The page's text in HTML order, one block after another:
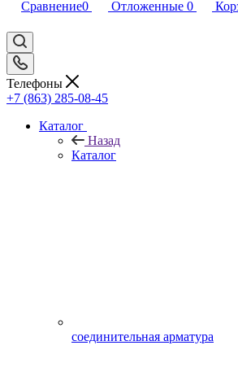
Сравнение0 Отложенные 0
Телефоны
+7 (863) 285-08-45
Каталог
Назад
Каталог
соединительная арматура